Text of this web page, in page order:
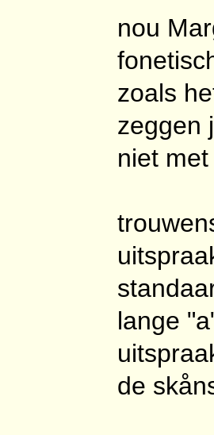
nou
zoals
zeggen
niet
lange
de